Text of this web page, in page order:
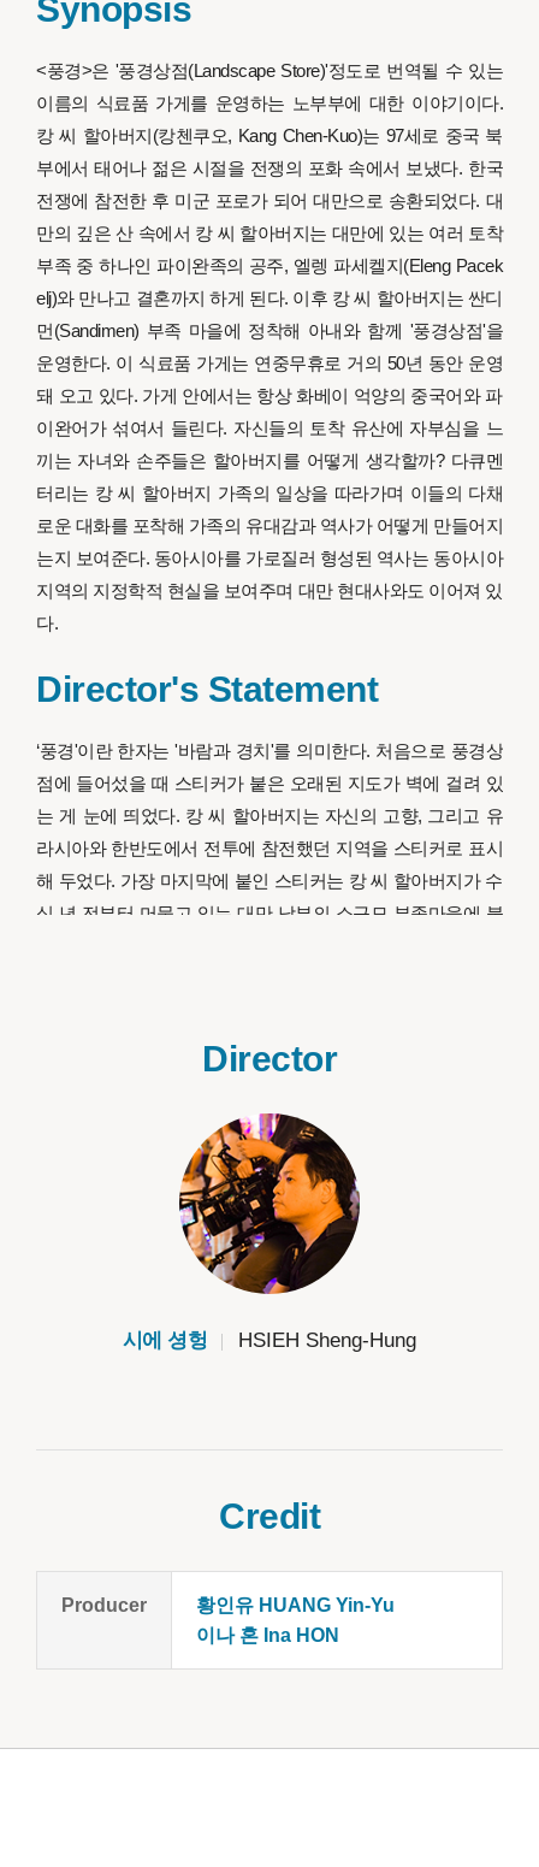
Synopsis
<풍경>은 '풍경상점(Landscape Store)'정도로 번역될 수 있는
이름의 식료품 가게를 운영하는 노부부에 대한 이야기이다.
캉 씨 할아버지(캉첸쿠오, Kang Chen-Kuo)는 97세로 중국 북
부에서 태어나 젊은 시절을 전쟁의 포화 속에서 보냈다. 한국
전쟁에 참전한 후 미군 포로가 되어 대만으로 송환되었다. 대
만의 깊은 산 속에서 캉 씨 할아버지는 대만에 있는 여러 토착
부족 중 하나인 파이완족의 공주, 엘렝 파세켈지(Eleng Pacek
elj)와 만나고 결혼까지 하게 된다. 이후 캉 씨 할아버지는 싼디
먼(Sandimen) 부족 마을에 정착해 아내와 함께 '풍경상점'을
운영한다. 이 식료품 가게는 연중무휴로 거의 50년 동안 운영
돼 오고 있다. 가게 안에서는 항상 화베이 억양의 중국어와 파
이완어가 섞여서 들린다. 자신들의 토착 유산에 자부심을 느
끼는 자녀와 손주들은 할아버지를 어떻게 생각할까? 다큐멘
터리는 캉 씨 할아버지 가족의 일상을 따라가며 이들의 다채
로운 대화를 포착해 가족의 유대감과 역사가 어떻게 만들어지
는지 보여준다. 동아시아를 가로질러 형성된 역사는 동아시아
지역의 지정학적 현실을 보여주며 대만 현대사와도 이어져 있
다.
Director's Statement
‘풍경'이란 한자는 '바람과 경치'를 의미한다. 처음으로 풍경상
점에 들어섰을 때 스티커가 붙은 오래된 지도가 벽에 걸려 있
는 게 눈에 띄었다. 캉 씨 할아버지는 자신의 고향, 그리고 유
라시아와 한반도에서 전투에 참전했던 지역을 스티커로 표시
해 두었다. 가장 마지막에 붙인 스티커는 캉 씨 할아버지가 수
십 년 전부터 머물고 있는 대만 남부의 소규모 부족마을에 붙
점의 문을 열고 있다. 캉 씨 할아버지는 파이완어를 모르고 그
의 아내는 중국어에 능숙하지 않지만 노부부는 60년 이상 생
록하려 한다. 이들을 통해 제2차 세계 대전 후 동아시아의 역
사를 이해하고, 이 지역의 지정학적 상황 속에서 대만 현대사
에 어떤 문화적 반영이 있었는지 알 수 있기 때문이다.
Director
시에 셩헝 HSIEH Sheng-Hung
Credit
Producer
황인유 HUANG Yin-Yu
이나 혼 Ina HON